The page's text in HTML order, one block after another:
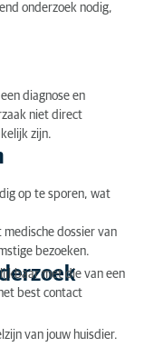
onderzoek nodig,
diagnose en
niet direct
zijn.
op te sporen, wat
medische dossier van
bezoeken.
met die van een
best contact
van jouw huisdier.